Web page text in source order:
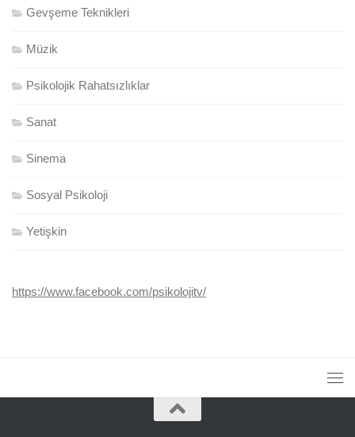
Gevşeme Teknikleri
Müzik
Psikolojik Rahatsızlıklar
Sanat
Sinema
Sosyal Psikoloji
Yetişkin
https://www.facebook.com/psikolojitv/